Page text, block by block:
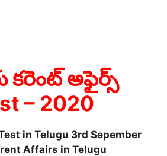
కరెంట్ అఫైర్స్
– 2020
in Telugu 3rd Sepember
Affairs in Telugu